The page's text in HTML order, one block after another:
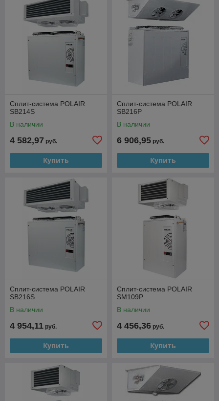
Сплит-система POLAIR
SB214S
В наличии
4 582,97 руб.
Купить
Сплит-система POLAIR
SB216P
В наличии
6 906,95 руб.
Купить
Сплит-система POLAIR
SB216S
В наличии
4 954,11 руб.
Купить
Сплит-система POLAIR
SM109P
В наличии
4 456,36 руб.
Купить